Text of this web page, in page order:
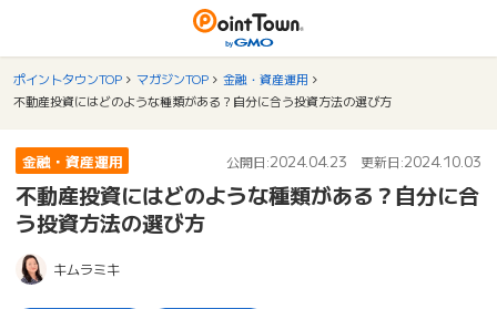
ポイントタウンTOP マガジンTOP
金融・資産運用
不動産投資にはどのような種類がある？自分に合う投資方法の選び方
金融・資産運用 公開日:2024.04.23 更新日:2024.10.03
不動産投資にはどのような種類がある？自分に合
う投資方法の選び方
キムラミキ